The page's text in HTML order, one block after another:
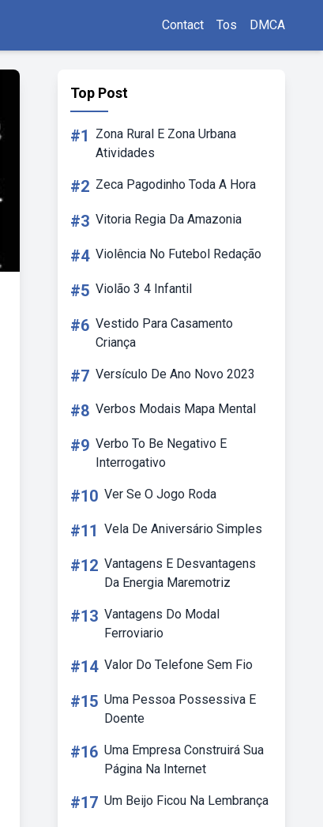
Contact Tos DMCA
Top Post
#1
Zona Rural E Zona Urbana
Atividades
#2 Zeca Pagodinho Toda A Hora
#3 Vitoria Regia Da Amazonia
#4 Violência No Futebol Redação
#5 Violão 3 4 Infantil
#6 Vestido Para Casamento
Criança
#7 Versículo De Ano Novo 2023
#8 Verbos Modais Mapa Mental
#9 Verbo To Be Negativo E
Interrogativo
#10 Ver Se O Jogo Roda
#11 Vela De Aniversário Simples
#12 Vantagens E Desvantagens
Da Energia Maremotriz
#13 Vantagens Do Modal
Ferroviario
#14 Valor Do Telefone Sem Fio
#15 Uma Pessoa Possessiva E
Doente
#16 Uma Empresa Construirá Sua
Página Na Internet
#17 Um Beijo Ficou Na Lembrança